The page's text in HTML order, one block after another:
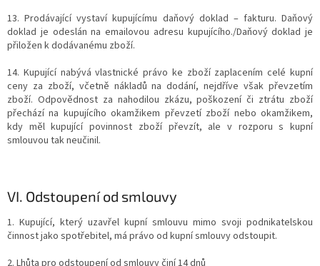
13. Prodávající vystaví kupujícímu daňový doklad – fakturu. Daňový
doklad je odeslán na emailovou adresu kupujícího./Daňový doklad je
přiložen k dodávanému zboží.
14. Kupující nabývá vlastnické právo ke zboží zaplacením celé kupní
ceny za zboží, včetně nákladů na dodání, nejdříve však převzetím
zboží. Odpovědnost za nahodilou zkázu, poškození či ztrátu zboží
přechází na kupujícího okamžikem převzetí zboží nebo okamžikem,
kdy měl kupující povinnost zboží převzít, ale v rozporu s kupní
smlouvou tak neučinil.
VI. Odstoupení od smlouvy
1. Kupující, který uzavřel kupní smlouvu mimo svoji podnikatelskou
činnost jako spotřebitel, má právo od kupní smlouvy odstoupit.
2. Lhůta pro odstoupení od smlouvy činí 14 dnů